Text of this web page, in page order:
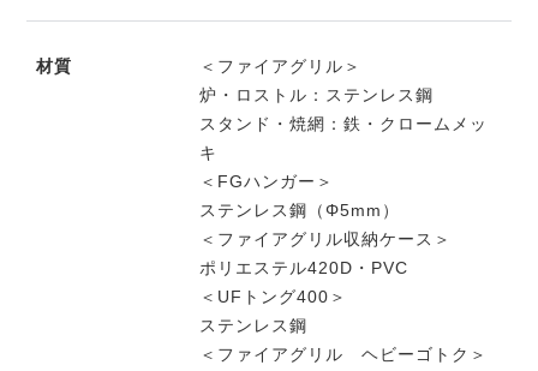
材質
＜ファイアグリル＞
炉・ロストル：ステンレス鋼
スタンド・焼網：鉄・クロームメッ
キ
＜FGハンガー＞
ステンレス鋼（Φ5mm）
＜ファイアグリル収納ケース＞
ポリエステル420D・PVC
＜UFトング400＞
ステンレス鋼
＜ファイアグリル ヘビーゴトク＞